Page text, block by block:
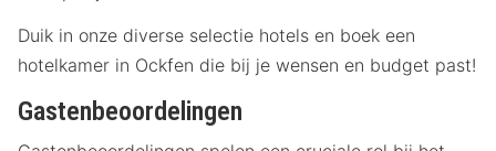
Duik in onze diverse selectie hotels en boek een
hotelkamer in Ockfen die bij je wensen en budget past!
Gastenbeoordelingen